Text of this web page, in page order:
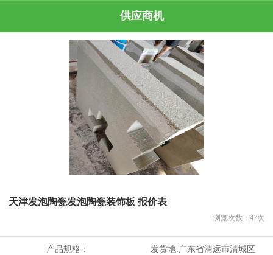
供应商机
天津发泡陶瓷发泡陶瓷装饰板 报价表
浏览次数： 47次
产品规格： 发货地:广东省清远市清城区